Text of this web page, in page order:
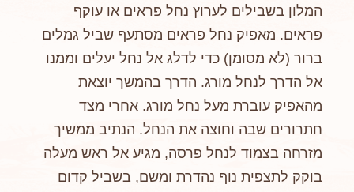
המלון בשבילים לערוץ נחל פראים או עוקף
פראים. מאפיק נחל פראים מסתעף שביל גמלים
ברור (לא מסומן) כדי לדלג אל נחל יעלים וממנו
אל הדרך לנחל מורג. הדרך בהמשך יוצאת
מהאפיק עוברת מעל נחל מורג. אחרי מצד
חתרורים שבה וחוצה את הנחל. הנתיב ממשיך
מזרחה בצמוד לנחל פרסה, מגיע אל ראש מעלה
בוקק לתצפית נוף נהדרת ומשם, בשביל קדום